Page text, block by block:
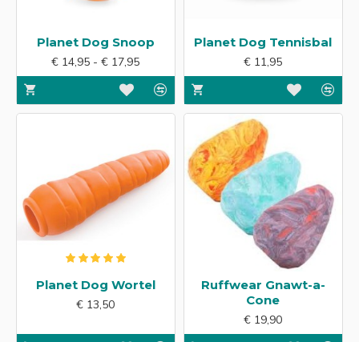
Planet Dog Snoop
€ 14,95 - € 17,95
Planet Dog Tennisbal
€ 11,95
Planet Dog Wortel
€ 13,50
Ruffwear Gnawt-a-
Cone
€ 19,90